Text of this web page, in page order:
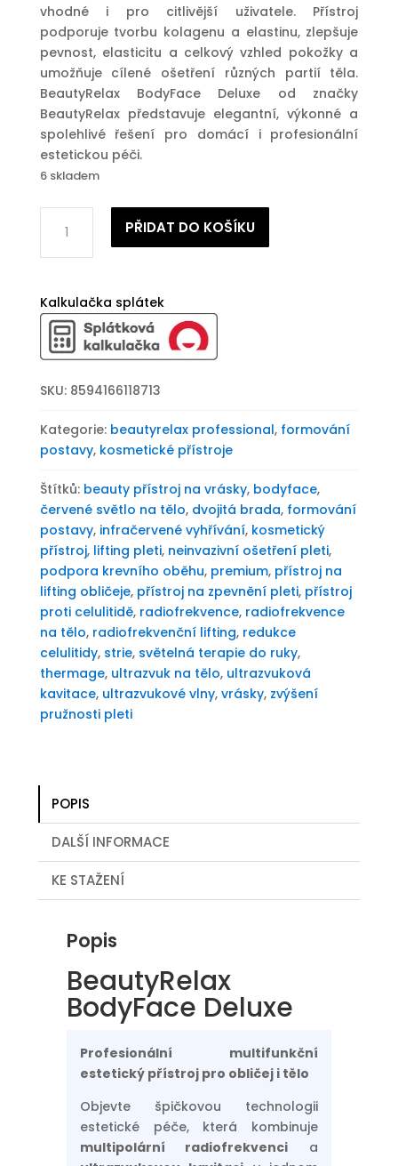
vhodné i pro citlivější uživatele. Přístroj
podporuje tvorbu kolagenu a elastinu, zlepšuje
pevnost, elasticitu a celkový vzhled pokožky a
umožňuje cílené ošetření různých partií těla.
BeautyRelax BodyFace Deluxe od značky
BeautyRelax představuje elegantní, výkonné a
spolehlivé řešení pro domácí i profesionální
estetickou péči.
6 skladem
multifunkční
přístroj
Bodyface
Deluxe
množství
PŘIDAT DO KOŠÍKU
Kalkulačka splátek
SKU: 8594166118713
Kategorie: beautyrelax professional, formování
postavy, kosmetické přístroje
Štítků: beauty přístroj na vrásky, bodyface,
červené světlo na tělo, dvojitá brada, formování
postavy, infračervené vyhřívání, kosmetický
přístroj, lifting pleti, neinvazivní ošetření pleti,
podpora krevního oběhu, premium, přístroj na
lifting obličeje, přístroj na zpevnění pleti, přístroj
proti celulitidě, radiofrekvence, radiofrekvence
na tělo, radiofrekvenční lifting, redukce
celulitidy, strie, světelná terapie do ruky,
thermage, ultrazvuk na tělo, ultrazvuková
kavitace, ultrazvukové vlny, vrásky, zvýšení
pružnosti pleti
POPIS
DALŠÍ INFORMACE
KE STAŽENÍ
Popis
BeautyRelax
BodyFace Deluxe
Profesionální multifunkční
estetický přístroj pro obličej i tělo
Objevte špičkovou technologii
estetické péče, která kombinuje
multipolární radiofrekvenci a